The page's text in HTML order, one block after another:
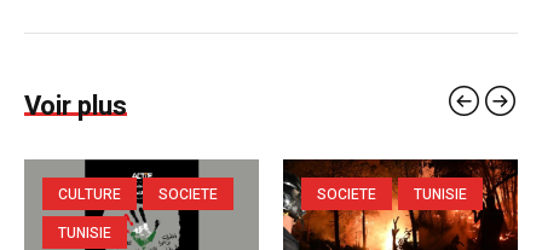
Voir plus
CULTURE
SOCIETE
TUNISIE
SOCIETE TUNISIE